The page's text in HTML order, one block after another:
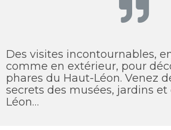
Des visites incontournables,
comme en extérieur, pour
phares du Haut-Léon. Venez
secrets des musées, jardins
Léon…